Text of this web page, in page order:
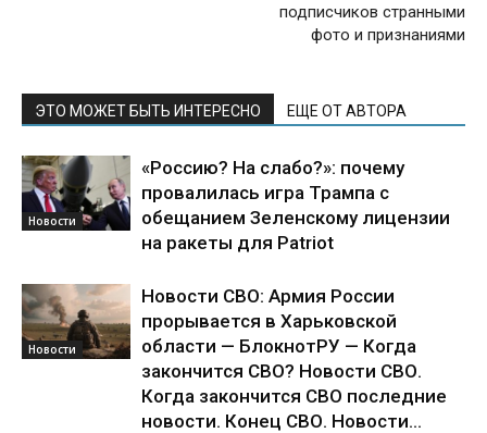
подписчиков странными
фото и признаниями
ЭТО МОЖЕТ БЫТЬ ИНТЕРЕСНО ЕЩЕ ОТ АВТОРА
Новости
«Россию? На слабо?»: почему
провалилась игра Трампа с
обещанием Зеленскому лицензии
на ракеты для Patriot
Новости
Новости СВО: Армия России
прорывается в Харьковской
области — БлокнотРУ — Когда
закончится СВО? Новости СВО.
Когда закончится СВО последние
новости. Конец СВО. Новости...